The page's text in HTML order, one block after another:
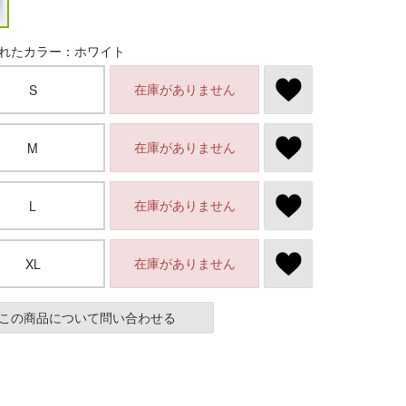
たカラー：ホワイト
S 在庫がありません
M 在庫がありません
L 在庫がありません
XL 在庫がありません
の商品について問い合わせる